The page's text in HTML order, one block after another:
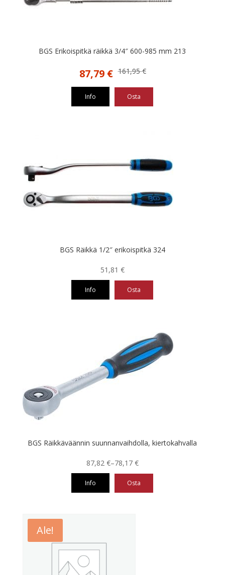
BGS Erikoispitkä räikkä 3/4″ 600-985 mm 213
161,95€
Alkuperäinen
161,95 €.
87,79 €Nykyinen
87,79 €.
Info Osta
BGS Räikkä 1/2″ erikoispitkä 324
51,81 €
Info Osta
BGS Räikkäväännin suunnanvaihdolla, kiertokahvalla
78,17 €
–
87,82 €Hintaluokka:
78,17 €
Info Osta
on
useampi
muunnelma.
Ale!